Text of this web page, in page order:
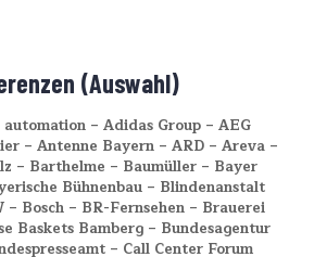
(Auswahl)
automation – Adidas Group – AEG
– Antenne Bayern – ARD – Areva –
– Barthelme – Baumüller – Bayer
Bühnenbau – Blindenanstalt
Bosch – BR-Fernsehen – Brauerei
Baskets Bamberg – Bundesagentur
– Call Center Forum